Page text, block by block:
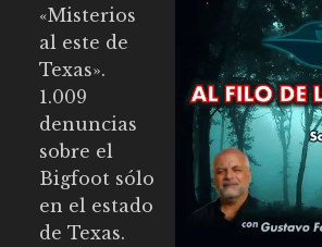
«Misterios
al este de
Texas».
1.009
denuncias
sobre el
Bigfoot sólo
en el estado
de Texas.